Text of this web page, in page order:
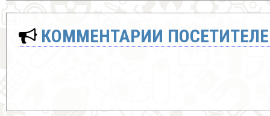
КОММЕНТАРИИ